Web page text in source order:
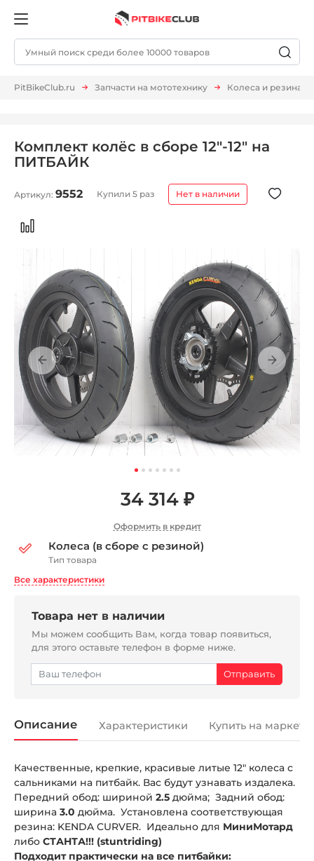
PitBikeClub.ru Запчасти на мототехнику Колеса и резина
Комплект колёс в сборе 12"-12" на
ПИТБАЙК
Артикул: 9552 Купили 5 раз Нет в наличии
34 314 ₽
Оформить в кредит
Колеса (в сборе с резиной)
Тип товара
Все характеристики
Товара нет в наличии
Мы можем сообщить Вам, когда товар появиться,
для этого оставьте телефон в форме ниже.
Описание Характеристики Купить на
Качественные, крепкие, красивые литые 12" колеса с
сальниками на питбайк. Вас будут узнавать издалека.
Передний обод: шириной 2.5 дюйма; Задний обод:
ширина 3.0 дюйма. Установлена соответствующая
резина: KENDA CURVER. Идеально для МиниМотард
либо СТАНТА!!! (stuntriding)
Подходит практически на все питбайки: